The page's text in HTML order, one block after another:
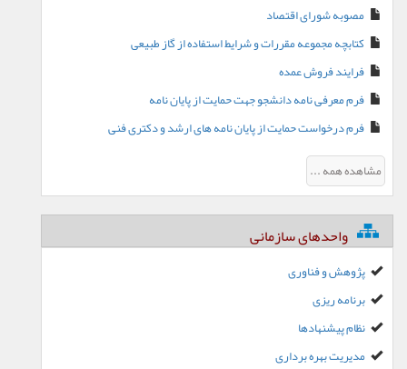
مصوبه شورای اقتصاد
کتابچه مجموعه مقررات و شرایط استفاده از گاز طبیعی
فرایند فروش عمده
فرم معرفی نامه دانشجو جهت حمایت از پایان نامه
فرم درخواست حمایت از پایان نامه های ارشد و دکتری فنی
مشاهده همه ...
واحدهای سازمانی
پژوهش و فناوری
برنامه ریزی
نظام پیشنهادها
مدیریت بهره برداری